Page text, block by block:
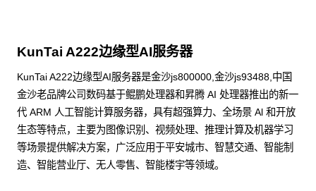
KunTai A222边缘型AI服务器
KunTai A222边缘型AI服务器是金沙js800000,金沙js93488,中国
金沙老品牌公司数码基于鲲鹏处理器和昇腾 AI 处理器推出的新一
代 ARM 人工智能计算服务器，具有超强算力、全场景 Al 和开放
生态等特点，主要为图像识别、视频处理、推理计算及机器学习
等场景提供解决方案，广泛应用于平安城市、智慧交通、智能制
造、智能营业厅、无人零售、智能楼宇等领域。